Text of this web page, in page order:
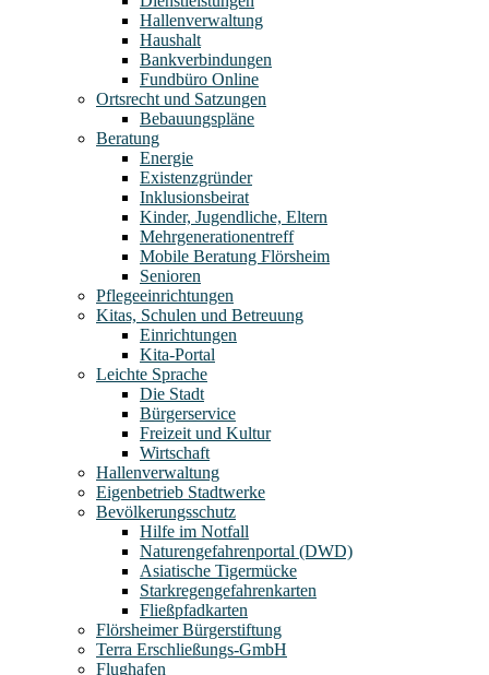
Hallenverwaltung
Haushalt
Bankverbindungen
Fundbüro Online
Ortsrecht und Satzungen
Bebauungspläne
Beratung
Energie
Existenzgründer
Inklusionsbeirat
Kinder, Jugendliche, Eltern
Mehrgenerationentreff
Mobile Beratung Flörsheim
Senioren
Pflegeeinrichtungen
Kitas, Schulen und Betreuung
Einrichtungen
Kita-Portal
Leichte Sprache
Die Stadt
Bürgerservice
Freizeit und Kultur
Wirtschaft
Hallenverwaltung
Eigenbetrieb Stadtwerke
Bevölkerungsschutz
Hilfe im Notfall
Naturengefahrenportal (DWD)
Asiatische Tigermücke
Starkregengefahrenkarten
Fließpfadkarten
Flörsheimer Bürgerstiftung
Terra Erschließungs-GmbH
Flughafen